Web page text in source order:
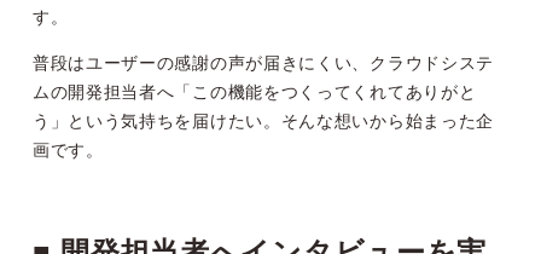
す。
普段はユーザーの感謝の声が届きにくい、クラウドシステ
ムの開発担当者へ「この機能をつくってくれてありがと
う」という気持ちを届けたい。そんな想いから始まった企
画です。